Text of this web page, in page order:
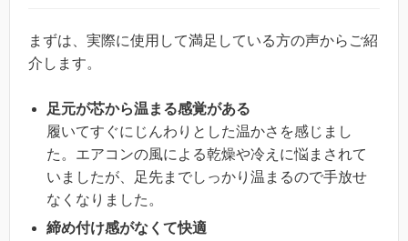
まずは、実際に使用して満足している方の声からご紹
介します。
足元が芯から温まる感覚がある
履いてすぐにじんわりとした温かさを感じまし
た。エアコンの風による乾燥や冷えに悩まされて
いましたが、足先までしっかり温まるので手放せ
なくなりました。
締め付け感がなくて快適